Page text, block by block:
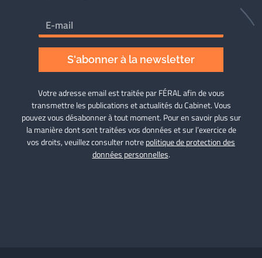
S'abonner à la newsletter
Votre adresse email est traitée par FÉRAL afin de vous
transmettre les publications et actualités du Cabinet. Vous
pouvez vous désabonner à tout moment. Pour en savoir plus sur
la manière dont sont traitées vos données et sur l’exercice de
vos droits, veuillez consulter notrepolitique de protection des
données personnelles.